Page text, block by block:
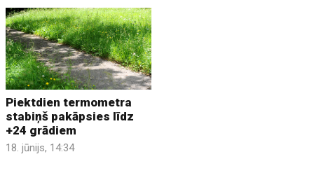
Piektdien termometra
stabiņš pakāpsies līdz
+24 grādiem
18. jūnijs, 14:34